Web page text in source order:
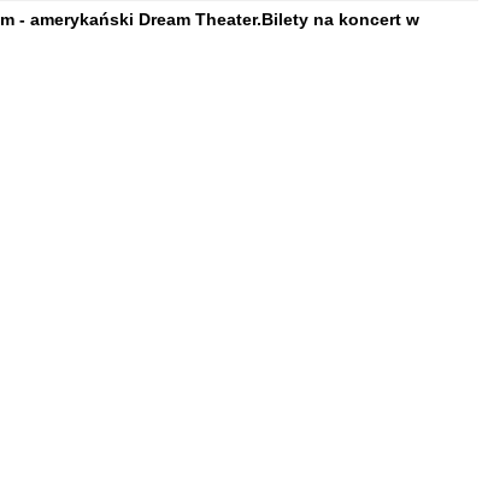
- amerykański Dream Theater.Bilety na koncert w